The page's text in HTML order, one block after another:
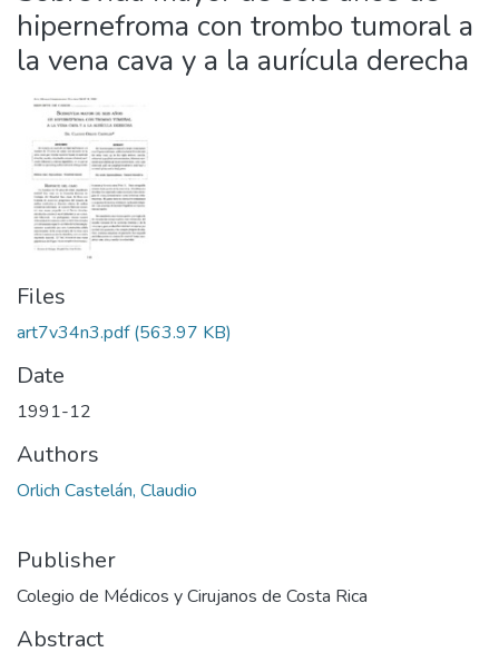
hipernefroma con trombo tumoral a
la vena cava y a la aurícula derecha
Files
art7v34n3.pdf(563.97 KB)
Date
1991-12
Authors
Orlich Castelán, Claudio
Publisher
Colegio de Médicos y Cirujanos de Costa Rica
Abstract